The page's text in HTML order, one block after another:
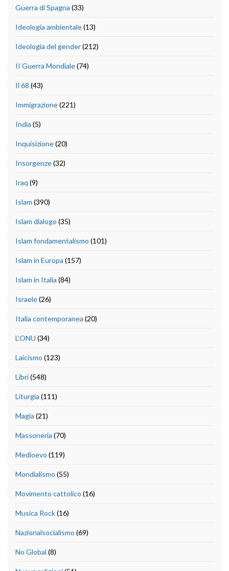
Guerra di Spagna (33)
Ideologia ambientale(13)
Ideologia del gender(212)
II Guerra Mondiale(74)
Il 68 (43)
Immigrazione(221)
India (5)
Inquisizione(20)
Insorgenze(32)
Iraq (9)
Islam (390)
Islam dialogo (35)
Islam fondamentalismo (101)
Islam in Europa (157)
Islam in Italia (84)
Israele(26)
Italia contemporanea (20)
L'ONU (34)
Laicismo (123)
Libri(548)
Liturgia (111)
Magia (21)
Massoneria (70)
Medioevo (119)
Mondialismo (55)
Movimento cattolico (16)
Musica Rock(16)
Nazionalsocialismo (69)
No Global (8)